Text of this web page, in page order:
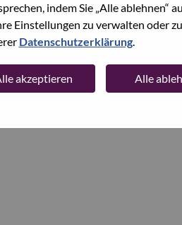
indem Sie „Alle ablehnen“
Einstellungen zu verwalten oder
Datenschutzerklärung.
akzeptieren Alle